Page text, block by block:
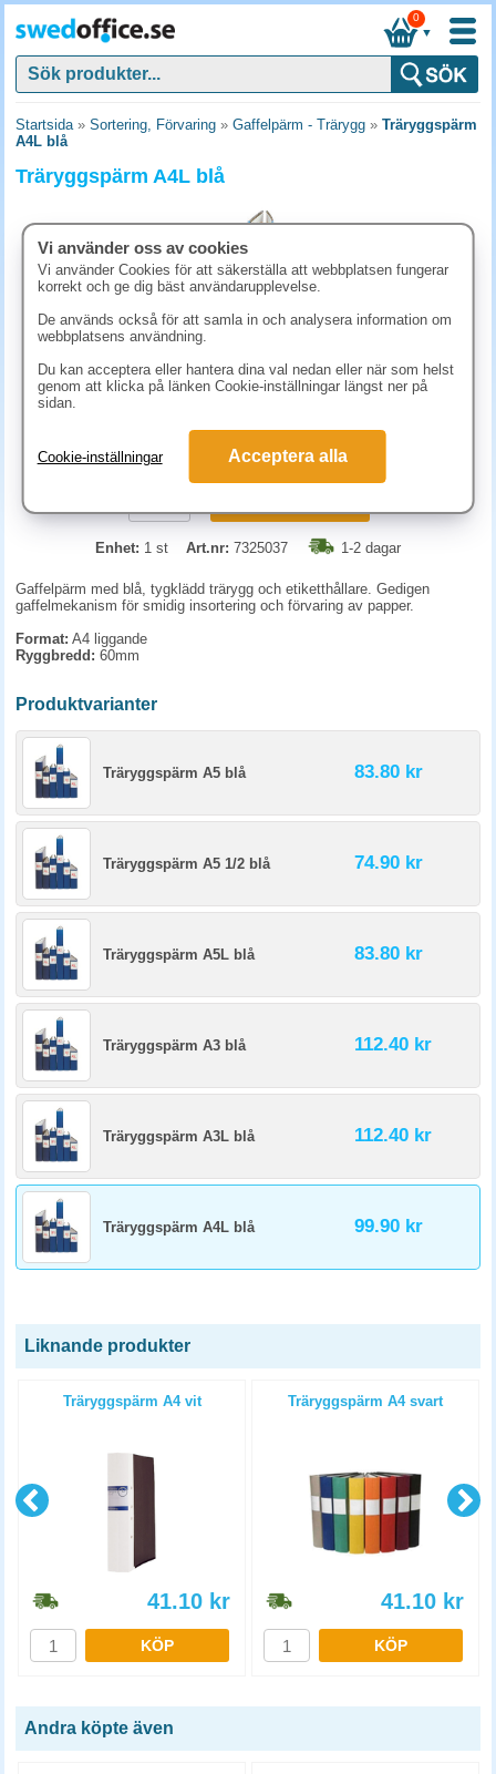
▼
0
Startsida» Sortering, Förvaring » Gaffelpärm - Trärygg » Träryggspärm
A4L blå
Träryggspärm A4L blå
99.90 kr (inkl. moms)
Enhet: 1 st Art.nr: 7325037 1-2 dagar
Gaffelpärm med blå, tygklädd trärygg och etiketthållare. Gedigen
gaffelmekanism för smidig insortering och förvaring av papper.
Format: A4 liggande
Ryggbredd: 60mm
Produktvarianter
Träryggspärm A5 blå 83.80 kr
Träryggspärm A5 1/2 blå 74.90 kr
Träryggspärm A5L blå 83.80 kr
Träryggspärm A3 blå 112.40 kr
Träryggspärm A3L blå 112.40 kr
Träryggspärm A4L blå 99.90 kr
Liknande produkter
Träryggspärm A4 vit
41.10 kr
KÖP
Träryggspärm A4 svart
41.10 kr
KÖP
Andra köpte även
Vi använder oss av cookies
Vi använder Cookies för att säkerställa att webbplatsen fungerar
korrekt och ge dig bäst användarupplevelse.
De används också för att samla in och analysera information om
webbplatsens användning.
Du kan acceptera eller hantera dina val nedan eller när som helst
genom att klicka på länken Cookie-inställningar längst ner på
sidan.
Cookie-inställningar Acceptera alla